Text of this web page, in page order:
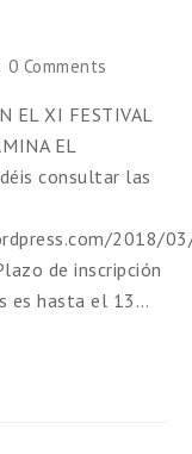
0 Comments
EL XI FESTIVAL
EL
consultar las
2018/
de inscripción
es hasta el 13…